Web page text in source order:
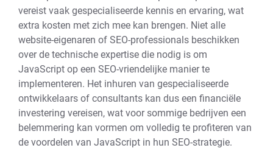
vereist vaak gespecialiseerde kennis en ervaring, wat
extra kosten met zich mee kan brengen. Niet alle
website-eigenaren of SEO-professionals beschikken
over de technische expertise die nodig is om
JavaScript op een SEO-vriendelijke manier te
implementeren. Het inhuren van gespecialiseerde
ontwikkelaars of consultants kan dus een financiële
investering vereisen, wat voor sommige bedrijven een
belemmering kan vormen om volledig te profiteren van
de voordelen van JavaScript in hun SEO-strategie.